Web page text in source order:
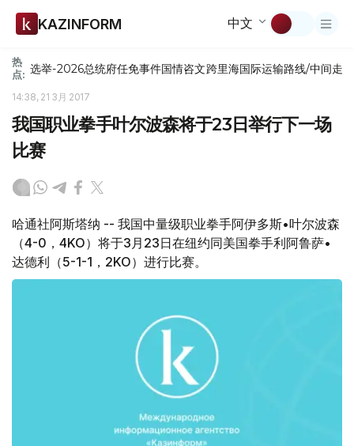
KAZINFORM 中文
热
点: 选举-2026总统府任免事件国情咨文跨里海国际运输路线/中间走廊
14:38, 21 3月 2017
我国职业拳手叶尔波森将于23日举行下一场
比赛
哈通社阿斯塔纳 -- 我国中量级职业拳手阿伊多斯•叶尔波森
（4-0，4KO）将于3月23日在纽约同美国拳手利阿鲁萨•
达德利（5-1-1，2KO）进行比赛。